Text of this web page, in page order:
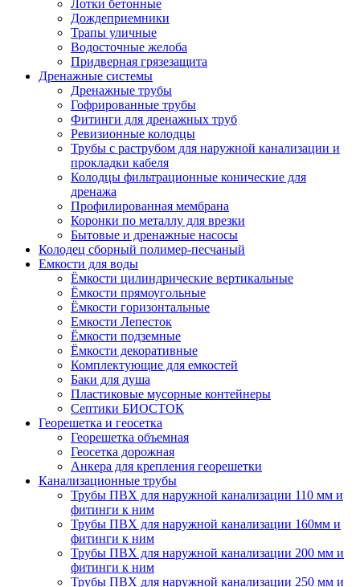
Лотки бетонные
Дождеприемники
Трапы уличные
Водосточные желоба
Придверная грязезащита
Дренажные системы
Дренажные трубы
Гофрированные трубы
Фитинги для дренажных труб
Ревизионные колодцы
Трубы с раструбом для наружной канализации и
прокладки кабеля
Колодцы фильтрационные конические для
дренажа
Профилированная мембрана
Коронки по металлу для врезки
Бытовые и дренажные насосы
Колодец сборный полимер-песчаный
Емкости для воды
Ёмкости цилиндрические вертикальные
Ёмкости прямоугольные
Ёмкости горизонтальные
Емкости Лепесток
Ёмкости подземные
Ёмкости декоративные
Комплектующие для емкостей
Баки для душа
Пластиковые мусорные контейнеры
Септики БИОСТОК
Георешетка и геосетка
Георешетка объемная
Геосетка дорожная
Анкера для крепления георешетки
Канализационные трубы
Трубы ПВХ для наружной канализации 110 мм и
фитинги к ним
Трубы ПВХ для наружной канализации 160мм и
фитинги к ним
Трубы ПВХ для наружной канализации 200 мм и
фитинги к ним
Трубы ПВХ для наружной канализации 250 мм и